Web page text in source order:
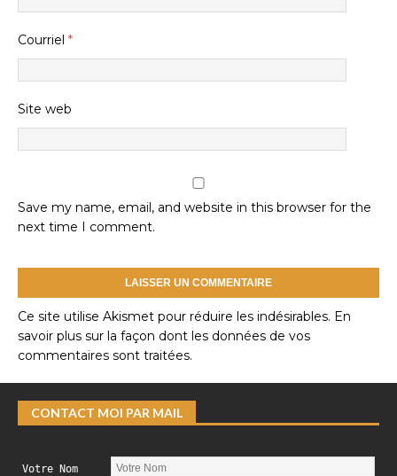
Courriel *
Site web
Save my name, email, and website in this browser for the
next time I comment.
Ce site utilise Akismet pour réduire les indésirables. En
savoir plus sur la façon dont les données de vos
commentaires sont traitées.
CONTACT MOI PAR MAIL
Votre Nom